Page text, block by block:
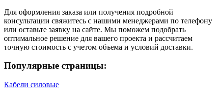
Для оформления заказа или получения подробной
консультации свяжитесь с нашими менеджерами по телефону
или оставьте заявку на сайте. Мы поможем подобрать
оптимальное решение для вашего проекта и рассчитаем
точную стоимость с учетом объема и условий доставки.
Популярные страницы:
Кабели силовые